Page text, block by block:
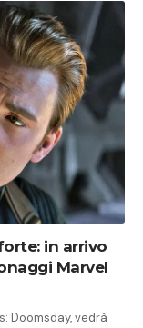
in arrivo
Marvel
Doomsday, vedrà